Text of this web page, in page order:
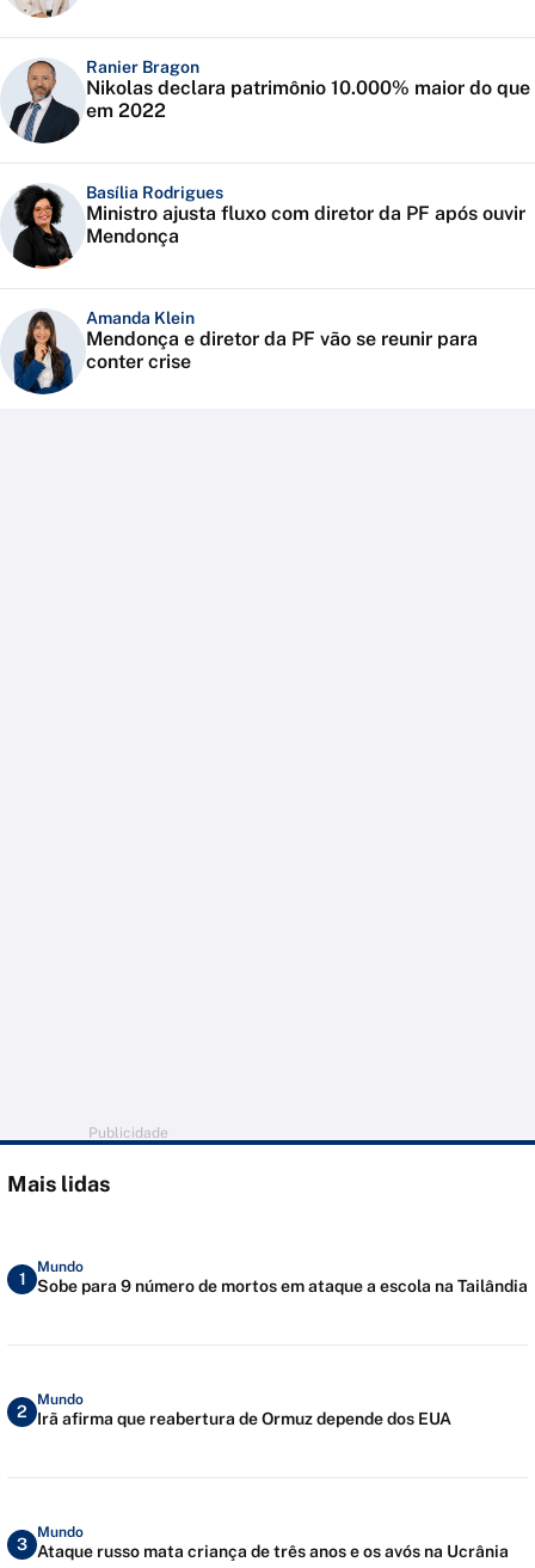
Ranier Bragon
Nikolas declara patrimônio 10.000% maior do que
em 2022
Basília Rodrigues
Ministro ajusta fluxo com diretor da PF após ouvir
Mendonça
Amanda Klein
Mendonça e diretor da PF vão se reunir para
conter crise
Publicidade
Mais lidas
1
Mundo
Sobe para 9 número de mortos em ataque a escola na Tailândia
2
Mundo
Irã afirma que reabertura de Ormuz depende dos EUA
3
Mundo
Ataque russo mata criança de três anos e os avós na Ucrânia